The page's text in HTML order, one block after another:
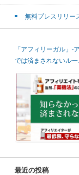
無料プレスリリー
「アフィリーガル」-
では済まされないル
最近の投稿